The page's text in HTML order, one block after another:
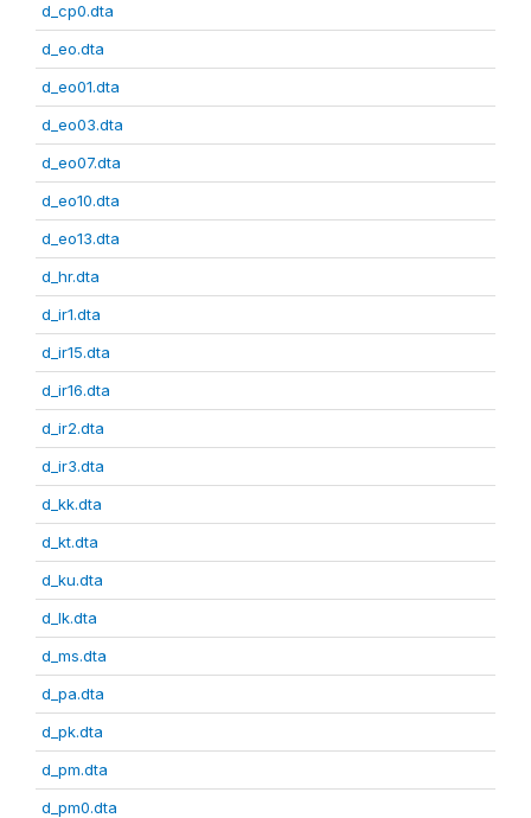
d_cp0.dta
d_eo.dta
d_eo01.dta
d_eo03.dta
d_eo07.dta
d_eo10.dta
d_eo13.dta
d_hr.dta
d_ir1.dta
d_ir15.dta
d_ir16.dta
d_ir2.dta
d_ir3.dta
d_kk.dta
d_kt.dta
d_ku.dta
d_lk.dta
d_ms.dta
d_pa.dta
d_pk.dta
d_pm.dta
d_pm0.dta